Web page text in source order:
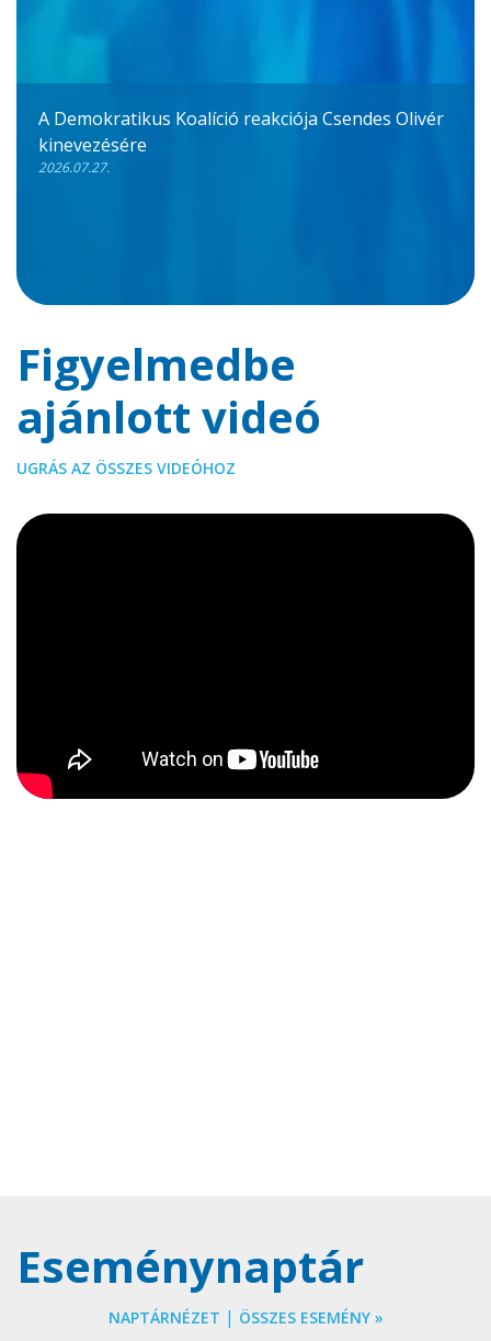
A Demokratikus Koalíció reakciója Csendes Olivér
kinevezésére
2026.07.27.
Figyelmedbe
ajánlott videó
UGRÁS AZ ÖSSZES VIDEÓHOZ
Eseménynaptár
NAPTÁRNÉZET | ÖSSZES ESEMÉNY »